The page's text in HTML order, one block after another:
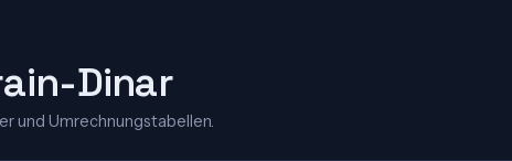
Dinar
und Umrechnungstabellen.